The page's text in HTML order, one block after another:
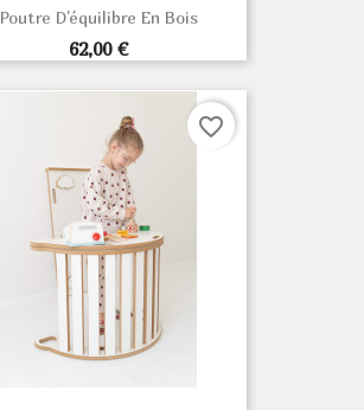
Poutre D'équilibre En Bois
Prix
62,00 €
favorite_border